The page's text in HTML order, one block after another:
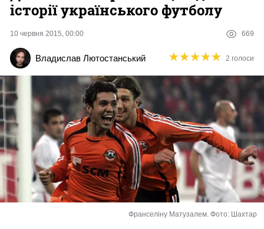
2 ліга
Різне
Букмекери
Казино
історії українського футболу
10 червня 2015, 00:00 669
Владислав Лютостанський ★★★★★
★★★★★ 2 голоси
Франселіну Матузалем. Фото: Шахтар